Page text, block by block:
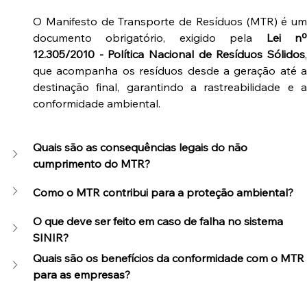
O Manifesto de Transporte de Resíduos (MTR) é um
documento obrigatório, exigido pela Lei nº
12.305/2010 - Política Nacional de Resíduos Sólidos,
que acompanha os resíduos desde a geração até a
destinação final, garantindo a rastreabilidade e a
conformidade ambiental.
Quais são as consequências legais do não
cumprimento do MTR?
Como o MTR contribui para a proteção ambiental?
O que deve ser feito em caso de falha no sistema
SINIR?
Quais são os benefícios da conformidade com o MTR
para as empresas?